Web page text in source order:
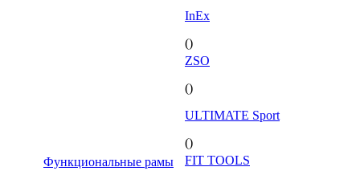
Функциональные рамы
InEx
()
ZSO
()
ULTIMATE Sport
()
FIT TOOLS